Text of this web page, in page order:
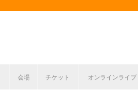
会場 チケット オンラインライブ